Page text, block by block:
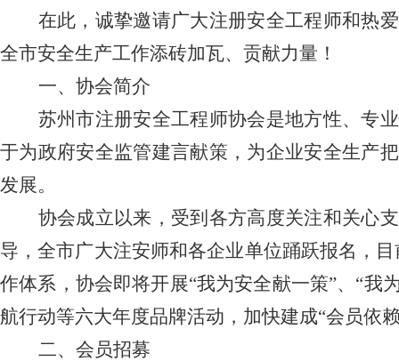
在此，诚挚邀请广大注册安全工程师和热
全市安全生产工作添砖加瓦、贡献力量！
一、协会简介
苏州市注册安全工程师协会是地方性、专
于为政府安全监管建言献策，为企业安全生产
发展。
协会成立以来，受到各方高度关注和关心
导，全市广大注安师和各企业单位踊跃报名，
作体系， 协会即将开展“我为安全献一策”、“我
航行动等六大年度品牌活动，加快建成“会员依
二、会员招募